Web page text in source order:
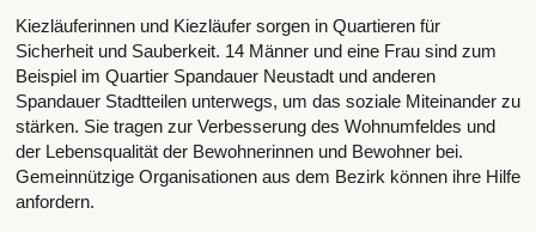
Kiezläuferinnen und Kiezläufer sorgen in Quartieren für
Sicherheit und Sauberkeit. 14 Männer und eine Frau sind zum
Beispiel im Quartier Spandauer Neustadt und anderen
Spandauer Stadtteilen unterwegs, um das soziale Miteinander zu
stärken. Sie tragen zur Verbesserung des Wohnumfeldes und
der Lebensqualität der Bewohnerinnen und Bewohner bei.
Gemeinnützige Organisationen aus dem Bezirk können ihre Hilfe
anfordern.